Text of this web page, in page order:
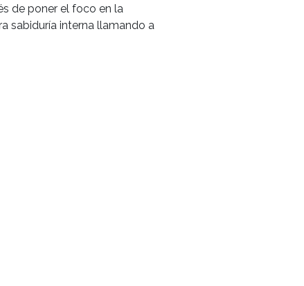
de poner el foco en la
sabiduría interna llamando a